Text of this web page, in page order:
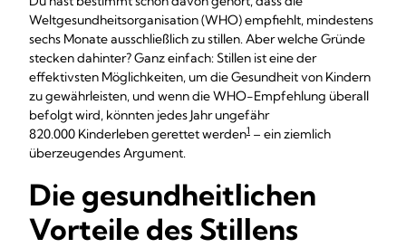
Weltgesundheitsorganisation (WHO) empfiehlt, mindestens
sechs Monate ausschließlich zu stillen. Aber welche Gründe
stecken dahinter? Ganz einfach: Stillen ist eine der
effektivsten Möglichkeiten, um die Gesundheit von Kindern
zu gewährleisten, und wenn die WHO-Empfehlung überall
befolgt wird, könnten jedes Jahr ungefähr
820.000 Kinderleben gerettet werden1 – ein ziemlich
überzeugendes Argument.
Die gesundheitlichen
Vorteile des Stillens